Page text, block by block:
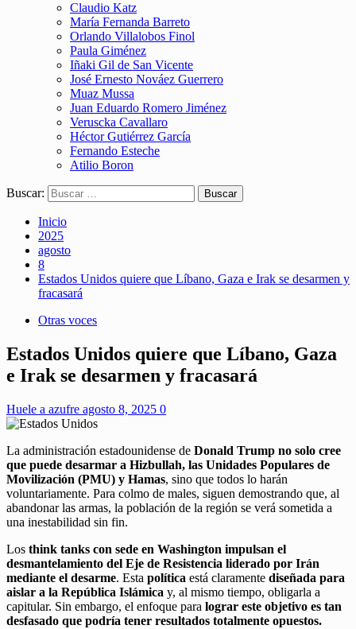
Claudio Katz
María Fernanda Barreto
Orlando Villalobos Finol
Paula Giménez
Iñaki Gil de San Vicente
José Ernesto Nováez Guerrero
Muaz Mussa
Juan Eduardo Romero Jiménez
Veruscka Cavallaro
Héctor Gutiérrez García
Fernando Esteche
Atilio Boron
Buscar:
Inicio
2025
agosto
8
Estados Unidos quiere que Líbano, Gaza e Irak se desarmen y
fracasará
Otras voces
Estados Unidos quiere que Líbano, Gaza
e Irak se desarmen y fracasará
Huele a azufre agosto 8, 2025 0
La administración estadounidense de Donald Trump no solo cree
que puede desarmar a Hizbullah, las Unidades Populares de
Movilización (PMU) y Hamas, sino que todos lo harán
voluntariamente. Para colmo de males, siguen demostrando que, al
abandonar las armas, la población de la región se verá sometida a
una inestabilidad sin fin.
Los think tanks con sede en Washington impulsan el
desmantelamiento del Eje de Resistencia liderado por Irán
mediante el desarme. Esta política está claramente diseñada para
aislar a la República Islámica y, al mismo tiempo, obligarla a
capitular. Sin embargo, el enfoque para lograr este objetivo es tan
desfasado que podría tener resultados totalmente opuestos.